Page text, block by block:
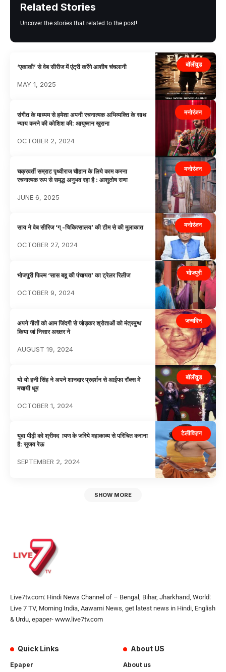
Related Stories
Uncover the stories that related to the post!
बॉलीवुड
‘एकाकी’ से वेब सीरीज में एंट्री करेंगे आशीष चंचलानी
MAY 1, 2025
मनोरंजन
संगीत के माध्यम से हमेशा अपनी रचनात्मक अभिव्यक्ति के साथ
न्याय करने की कोशिश की: आयुष्मान खुराना
OCTOBER 2, 2024
मनोरंजन
चक्रवर्ती सम्राट पृथ्वीराज चौहान के लिये काम करना
रचनात्मक रूप से समृद्ध अनुभव रहा है : आशुतोष राणा
JUNE 6, 2025
मनोरंजन
साय ने वेब सीरिज ‘ग् -चिकित्सालय’ की टीम से की मुलाकात
OCTOBER 27, 2024
भोजपुरी
भोजपुरी फिल्म ‘सास बहू की पंचायत’ का ट्रेलर रिलीज
OCTOBER 9, 2024
जन्मदिन
अपने गीतों को आम जिंदगी से जोड़कर श्रोताओं को मंत्रमुग्ध
किया जां निसार अख्तर ने
AUGUST 19, 2024
बॉलीवुड
यो यो हनी सिंह ने अपने शानदार प्रदर्शन से आईफा रॉक्स में
मचायी धूम
OCTOBER 1, 2024
टेलीविज़न
युवा पीढ़ी को श्रीमद ायण के जरिये महाकाव्य से परिचित कराना
है: सुजय रेऊ
SEPTEMBER 2, 2024
SHOW MORE
Live7tv.com: Hindi News Channel of – Bengal, Bihar, Jharkhand, World:
Live 7 TV, Morning India, Aawami News, get latest news in Hindi, English
& Urdu, epaper- www.live7tv.com
Quick Links
Epaper
About US
About us